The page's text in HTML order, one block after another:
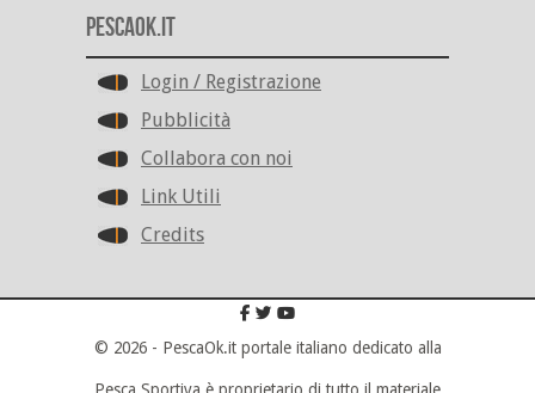
PescaOk.it
Login / Registrazione
Pubblicità
Collabora con noi
Link Utili
Credits
© 2026 - PescaOk.it portale italiano dedicato alla
Pesca Sportiva è proprietario di tutto il materiale